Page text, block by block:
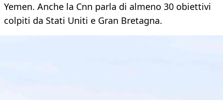
Yemen. Anche la Cnn parla di almeno 30 obiettivi
colpiti da Stati Uniti e Gran Bretagna.